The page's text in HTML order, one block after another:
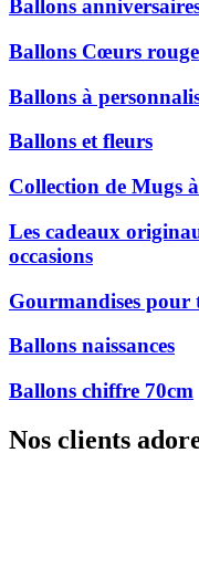
Ballons
Ballons Cœurs
Ballons à
Ballons et fleurs
Collection de Mugs
Les cadeaux
occasions
Gourmandises pour
Ballons naissances
Ballons chiffre 70cm
Nos clients